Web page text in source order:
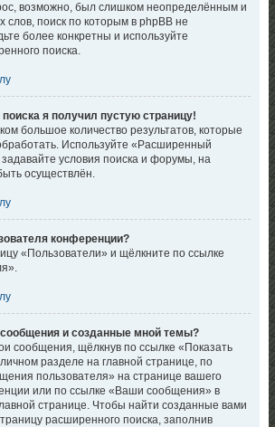
возможно, был слишком неопределённым и
слов, поиск по которым в phpBB не
более конкретны и используйте
поиска.
поиска я получил пустую страницу!
большое количество результатов, которые
Используйте «Расширенный
условия поиска и форумы, на
осуществлён.
конференции?
«Пользователи» и щёлкните по ссылке
сообщения и созданные мной темы?
сообщения, щёлкнув по ссылке «Показать
разделе на главной странице, по
пользователя» на странице вашего
или по ссылке «Ваши сообщения» в
странице. Чтобы найти созданные вами
расширенного поиска, заполнив